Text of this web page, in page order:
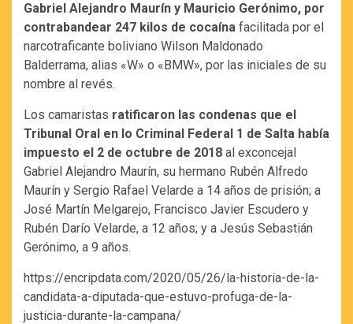
Gabriel Alejandro Maurín y Mauricio Gerónimo, por
contrabandear 247 kilos de cocaína facilitada por el
narcotraficante boliviano Wilson Maldonado
Balderrama, alias «W» o «BMW», por las iniciales de su
nombre al revés.
Los camaristas ratificaron las condenas que el
Tribunal Oral en lo Criminal Federal 1 de Salta había
impuesto el 2 de octubre de 2018 al exconcejal
Gabriel Alejandro Maurín, su hermano Rubén Alfredo
Maurín y Sergio Rafael Velarde a 14 años de prisión; a
José Martín Melgarejo, Francisco Javier Escudero y
Rubén Darío Velarde, a 12 años; y a Jesús Sebastián
Gerónimo, a 9 años.
https://encripdata.com/2020/05/26/la-historia-de-la-
candidata-a-diputada-que-estuvo-profuga-de-la-
justicia-durante-la-campana/